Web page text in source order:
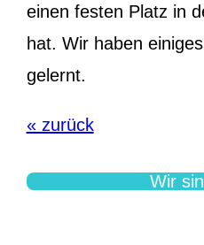
einen festen Platz in
hat. Wir haben
gelernt.
« zurück
Wir